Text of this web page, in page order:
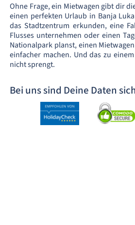
Ohne Frage, ein Mietwagen gibt dir
einen perfekten Urlaub in Banja
das Stadtzentrum erkunden, eine
Flusses unternehmen oder einen
Nationalpark planst, einen
einfacher machen. Und das zu
nicht sprengt.
Bei uns sind Deine Daten